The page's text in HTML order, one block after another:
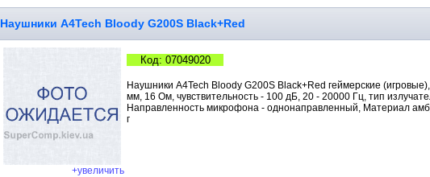
Наушники A4Tech Bloody G200S Black+Red
+увеличить
Код: 07049020
Наушники A4Tech Bloody G200S Black+Red геймерские
мм, 16 Ом, чувствительность - 100 дБ, 20 - 20000 Гц, тип
Направленность микрофона - однонаправленный, Материал
г